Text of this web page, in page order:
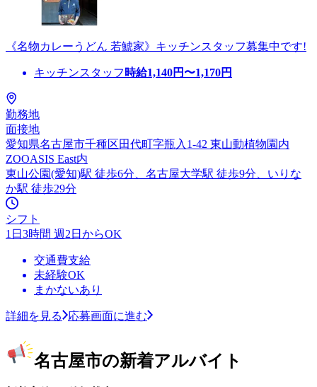
《名物カレーうどん 若鯱家》キッチンスタッフ募集中です!
キッチンスタッフ 時給1,140円〜1,170円
勤務地
面接地
愛知県名古屋市千種区田代町字瓶入1-42 東山動植物園内
ZOOASIS East内
東山公園(愛知)駅 徒歩6分、名古屋大学駅 徒歩9分、いりな
か駅 徒歩29分
シフト
1日3時間 週2日からOK
交通費支給
未経験OK
まかないあり
詳細を見る 応募画面に進む
名古屋市の新着アルバイト